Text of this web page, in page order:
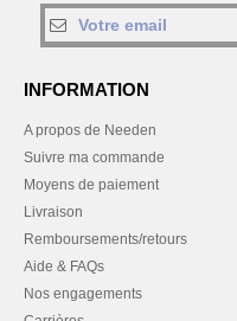
INFORMATION
A propos de Needen
Suivre ma commande
Moyens de paiement
Livraison
Remboursements/retours
Aide & FAQs
Nos engagements